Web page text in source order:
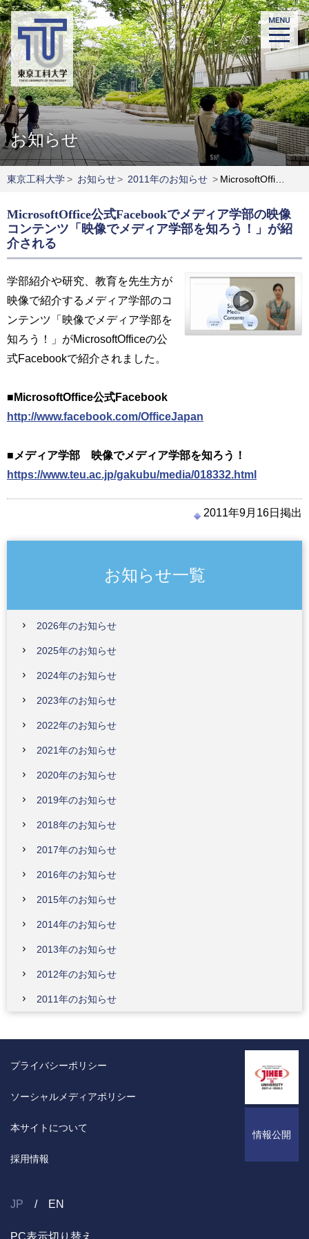
お知らせ
東京工科大学> お知らせ> 2011年のお知らせ > MicrosoftOffice公式Facebookでメディア学部の映像コンテンツ「映像でメディア学部を知ろう！」が紹介される
MicrosoftOffice公式Facebookでメディア学部の映像
コンテンツ「映像でメディア学部を知ろう！」が紹
介される
学部紹介や研究、教育を先生方が
映像で紹介するメディア学部のコ
ンテンツ「映像でメディア学部を
知ろう！」がMicrosoftOfficeの公
式Facebookで紹介されました。
■MicrosoftOffice公式Facebook
http://www.facebook.com/OfficeJapan
■メディア学部 映像でメディア学部を知ろう！
https://www.teu.ac.jp/gakubu/media/018332.html
2011年9月16日掲出
お知らせ一覧
2026年のお知らせ
2025年のお知らせ
2024年のお知らせ
2023年のお知らせ
2022年のお知らせ
2021年のお知らせ
2020年のお知らせ
2019年のお知らせ
2018年のお知らせ
2017年のお知らせ
2016年のお知らせ
2015年のお知らせ
2014年のお知らせ
2013年のお知らせ
2012年のお知らせ
2011年のお知らせ
情報公開
プライバシーポリシー
ソーシャルメディアポリシー
本サイトについて
採用情報
JP EN